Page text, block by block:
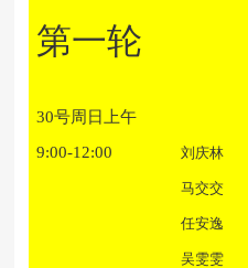
第一轮
30号周日上午
9:00-12:00
刘庆林
马交交
任安逸
吴雯雯